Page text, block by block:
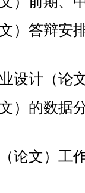
）答辩安
设计（论
）的数据
论文）工